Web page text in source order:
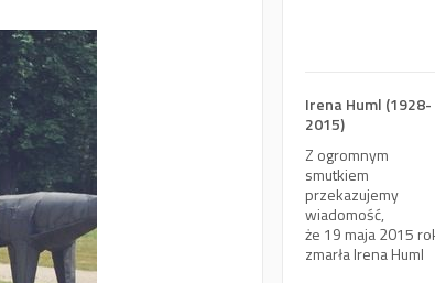
Irena Huml (1928-
2015)
Z ogromnym
smutkiem
przekazujemy
wiadomość,
że 19 maja 2015
zmarła Irena Huml